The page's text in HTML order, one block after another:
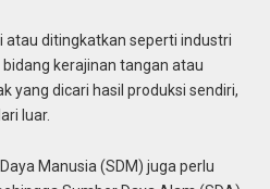
atau ditingkatkan seperti industri
kerajinan tangan atau
yang dicari hasil produksi sendiri,
luar.
Manusia (SDM) juga perlu